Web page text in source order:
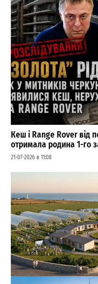
Кеш і Range Rover від
отримала родина 1-го
21-07-2026 в 11:08